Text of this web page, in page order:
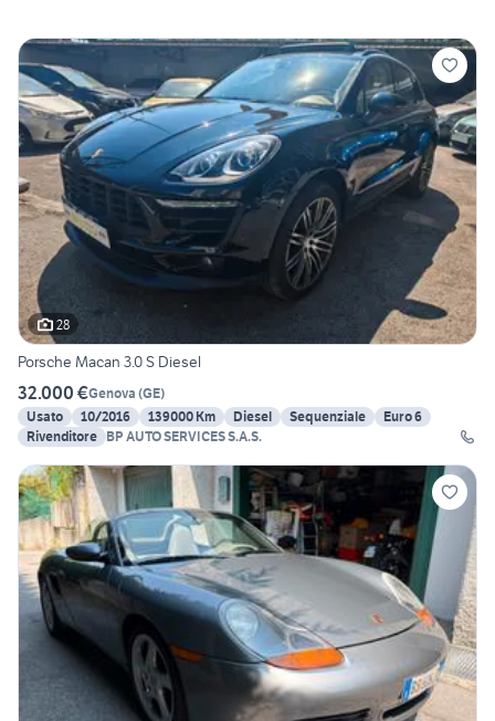
28
Porsche Macan 3.0 S Diesel
32.000 €Genova (GE)
Usato
10/2016 139000 Km Diesel Sequenziale
Euro 6
Rivenditore BP AUTO SERVICES S.A.S.